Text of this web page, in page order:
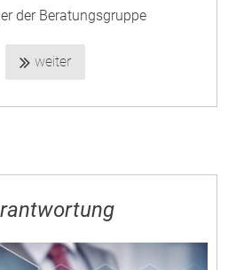
der Beratungsgruppe
weiter